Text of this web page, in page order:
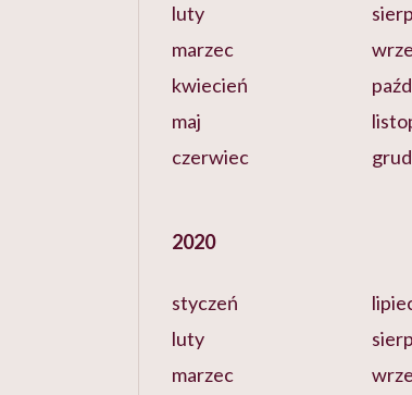
luty
marzec
kwiecień
maj
czerwiec
2020
styczeń
luty
marzec